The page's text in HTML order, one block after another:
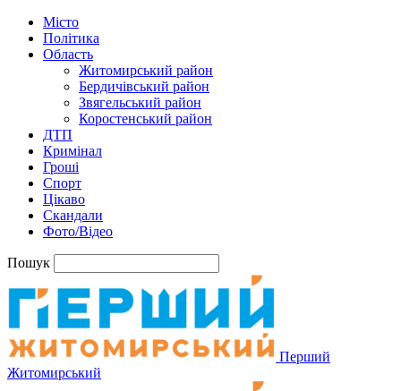
Місто
Політика
Область
Житомирський район
Бердичівський район
Звягельський район
Коростенський район
ДТП
Кримінал
Гроші
Спорт
Цікаво
Скандали
Фото/Відео
Пошук
Перший
Житомирський